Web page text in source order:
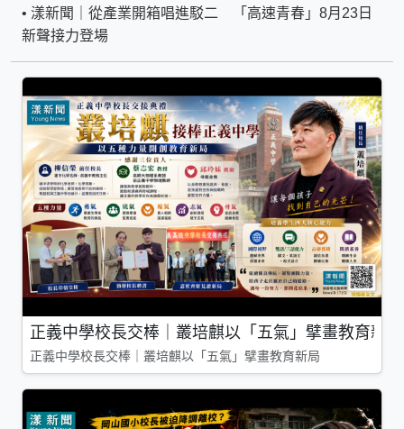
• 漾新聞｜從產業開箱唱進駁二 「高速青春」8月23日
新聲接力登場
正義中學校長交棒｜叢培麒以「五氣」擘畫教育新局
正義中學校長交棒｜叢培麒以「五氣」擘畫教育新局